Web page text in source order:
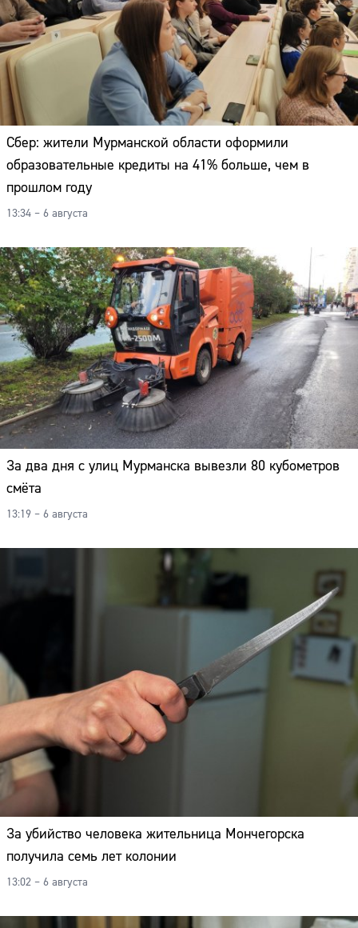
Сбер: жители Мурманской области оформили
образовательные кредиты на 41% больше, чем в
прошлом году
13:34 – 6 августа
За два дня с улиц Мурманска вывезли 80 кубометров
смёта
13:19 – 6 августа
За убийство человека жительница Мончегорска
получила семь лет колонии
13:02 – 6 августа